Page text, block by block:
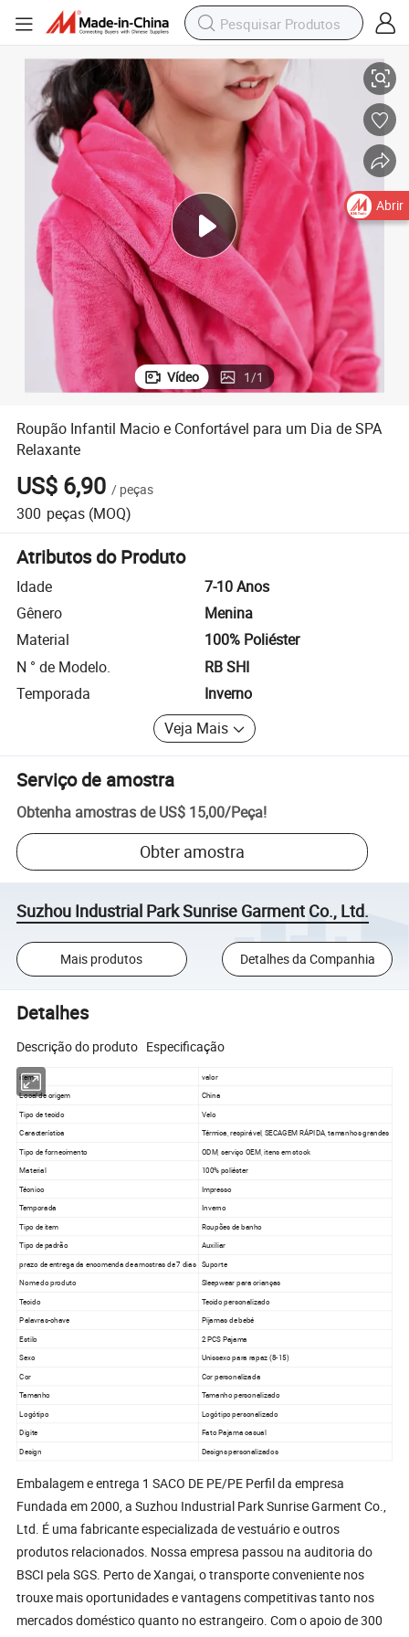
Vídeo 1/1
Roupão Infantil Macio e Confortável para um Dia de SPA
Relaxante
US$ 6,90 / peças
300 peças (MOQ)
Atributos do Produto
Idade
7-10 Anos
Gênero
Menina
Material
100% Poliéster
N ° de Modelo.
RB SHI
Temporada
Inverno
Veja Mais
Serviço de amostra
Obtenha amostras de US$ 15,00/Peça!
Obter amostra
Suzhou Industrial Park Sunrise Garment Co., Ltd.
Mais produtos Detalhes da Companhia
Detalhes
Descrição do produto Especificação
item
valor
Local de origem
China
Tipo de tecido
Velo
Característica
Térmica, respirável, SECAGEM RÁPIDA, tamanhos grandes
Tipo de fornecimento
ODM, serviço OEM, itens em stock
Material
100% poliéster
Técnico
Impresso
Temporada
Inverno
Tipo de item
Roupões de banho
Tipo de padrão
Auxiliar
prazo de entrega da encomenda de amostras de 7 dias Suporte
Nome do produto Sleepwear para crianças
Tecido
Tecido personalizado
Palavras-chave
Pijamas de bebé
Estilo
2 PCS Pajama
Sexo
Unissexo para rapaz (8-15)
Cor
Cor personalizada
Tamanho
Tamanho personalizado
Logótipo
Logótipo personalizado
Digite
Fato Pajama casual
Design
Designs personalizados
Embalagem e entrega 1 SACO DE PE/PE Perfil da empresa
Fundada em 2000, a Suzhou Industrial Park Sunrise Garment Co.,
Ltd. É uma fabricante especializada de vestuário e outros
produtos relacionados. Nossa empresa passou na auditoria do
BSCI pela SGS. Perto de Xangai, o transporte conveniente nos
trouxe mais oportunidades e vantagens competitivas tanto nos
mercados doméstico quanto no estrangeiro. Com o apoio de 300
Abrir